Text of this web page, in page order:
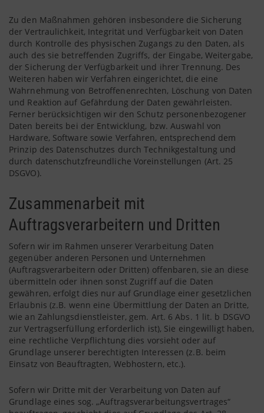
Zu den Maßnahmen gehören insbesondere die Sicherung
der Vertraulichkeit, Integrität und Verfügbarkeit von Daten
durch Kontrolle des physischen Zugangs zu den Daten, als
auch des sie betreffenden Zugriffs, der Eingabe, Weitergabe,
der Sicherung der Verfügbarkeit und ihrer Trennung. Des
Weiteren haben wir Verfahren eingerichtet, die eine
Wahrnehmung von Betroffenenrechten, Löschung von Daten
und Reaktion auf Gefährdung der Daten gewährleisten.
Ferner berücksichtigen wir den Schutz personenbezogener
Daten bereits bei der Entwicklung, bzw. Auswahl von
Hardware, Software sowie Verfahren, entsprechend dem
Prinzip des Datenschutzes durch Technikgestaltung und
durch datenschutzfreundliche Voreinstellungen (Art. 25
DSGVO).
Zusammenarbeit mit
Auftragsverarbeitern und Dritten
Sofern wir im Rahmen unserer Verarbeitung Daten
gegenüber anderen Personen und Unternehmen
(Auftragsverarbeitern oder Dritten) offenbaren, sie an diese
übermitteln oder ihnen sonst Zugriff auf die Daten
gewähren, erfolgt dies nur auf Grundlage einer gesetzlichen
Erlaubnis (z.B. wenn eine Übermittlung der Daten an Dritte,
wie an Zahlungsdienstleister, gem. Art. 6 Abs. 1 lit. b DSGVO
zur Vertragserfüllung erforderlich ist), Sie eingewilligt haben,
eine rechtliche Verpflichtung dies vorsieht oder auf
Grundlage unserer berechtigten Interessen (z.B. beim
Einsatz von Beauftragten, Webhostern, etc.).
Sofern wir Dritte mit der Verarbeitung von Daten auf
Grundlage eines sog. „Auftragsverarbeitungsvertrages“